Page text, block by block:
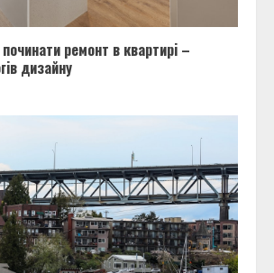
ремонт в квартирі –
дизайну